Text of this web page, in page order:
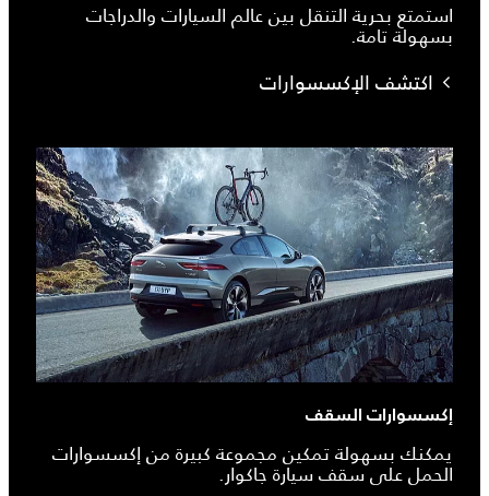
استمتع بحرية التنقل بين عالم السيارات والدراجات
بسهولة تامة.
اكتشف الإكسسوارات
إكسسوارات السقف
يمكنك بسهولة تمكين مجموعة كبيرة من إكسسوارات
الحمل على سقف سيارة جاكوار.